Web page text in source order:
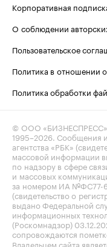
Корпоративная
О соблюдении
Пользовательское
Политика в отношении
Политика обработки
© ООО
1995–2026. Сообщения
агентства «РБК»
массовой информации
по надзору в сфере
и массовых
за номером ИА №ФС77-
(свидетельство о
выдано Федеральной
информационных
(Роскомнадзор)
сопровождаются
Владельцем сайта